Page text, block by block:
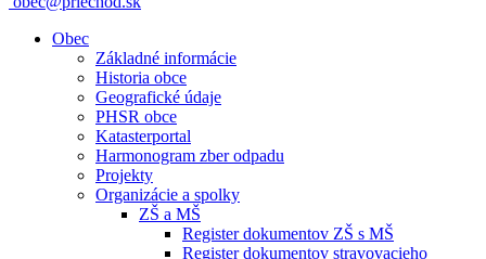
Obec
Základné informácie
Historia obce
Geografické údaje
PHSR obce
Katasterportal
Harmonogram zber odpadu
Projekty
Organizácie a spolky
ZŠ a MŠ
Register dokumentov ZŠ s MŠ
Register dokumentov stravovacieho